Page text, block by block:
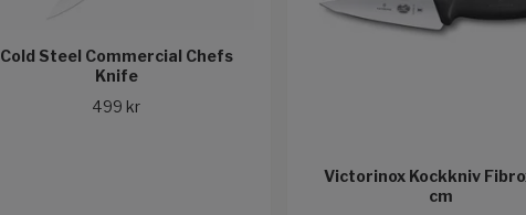
Cold Steel Commercial Chefs
Knife
499 kr
Victorinox Kockkniv
cm